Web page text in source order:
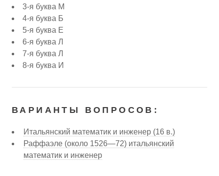
3-я буква М
4-я буква Б
5-я буква Е
6-я буква Л
7-я буква Л
8-я буква И
ВАРИАНТЫ ВОПРОСОВ:
Итальянский математик и инженер (16 в.)
Раффаэле (около 1526—72) итальянский
математик и инженер